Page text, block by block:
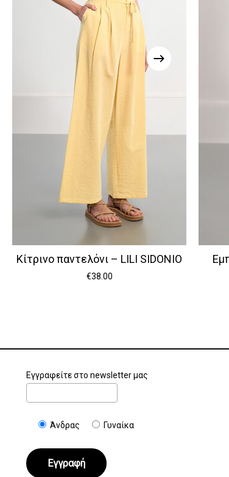
Κίτρινο παντελόνι – LILI SIDONIO
€38.00
Εγγραφείτε στο newsletter μας
Άνδρας Γυναίκα